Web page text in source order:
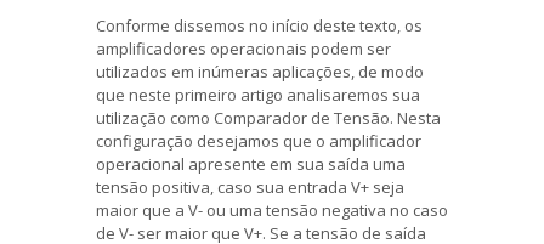
Conforme dissemos no início deste texto, os
amplificadores operacionais podem ser
utilizados em inúmeras aplicações, de modo
que neste primeiro artigo analisaremos sua
utilização como Comparador de Tensão. Nesta
configuração desejamos que o amplificador
operacional apresente em sua saída uma
tensão positiva, caso sua entrada V+ seja
maior que a V- ou uma tensão negativa no caso
de V- ser maior que V+. Se a tensão de saída